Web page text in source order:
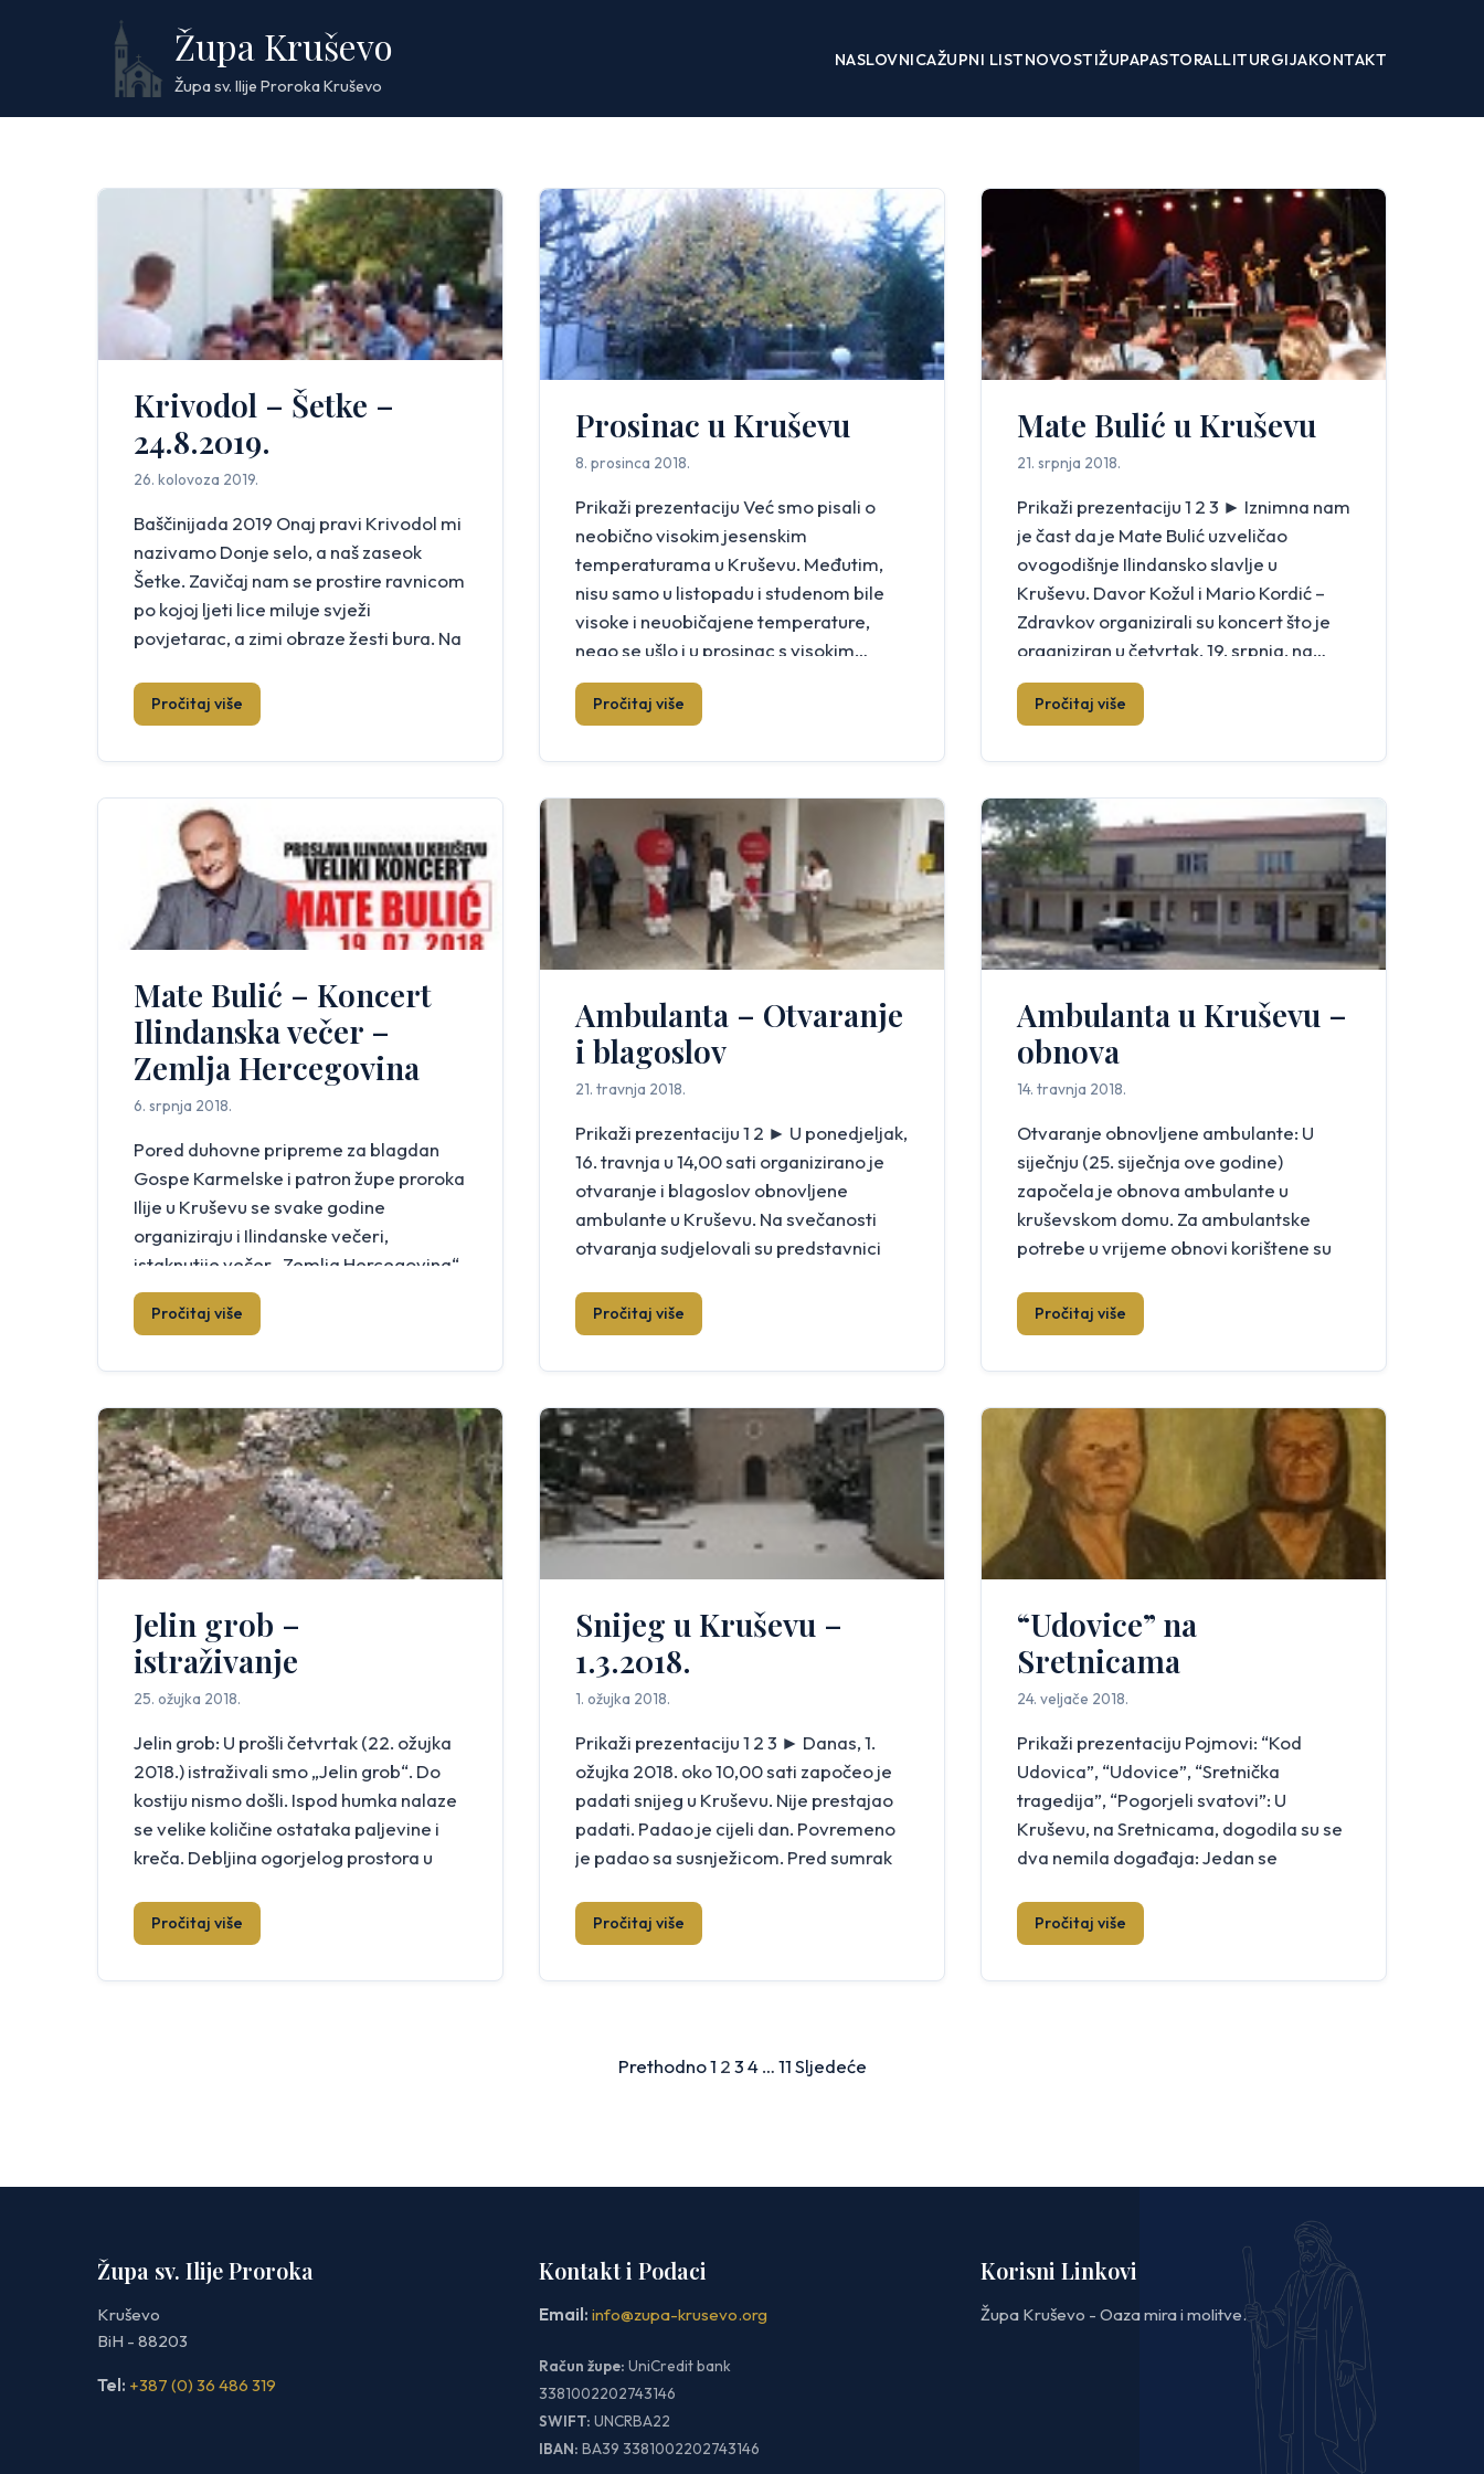
Župa Kruševo
Župa sv. Ilije Proroka Kruševo
NASLOVNICAŽUPNI LISTNOVOSTIŽUPAPASTORALLITURGIJAKONTAKT
Krivodol – Šetke –
24.8.2019.
26. kolovoza 2019.
Baščinijada 2019 Onaj pravi Krivodol mi
nazivamo Donje selo, a naš zaseok
Šetke. Zavičaj nam se prostire ravnicom
po kojoj ljeti lice miluje svježi
povjetarac, a zimi obraze žesti bura. Na
vodom u staroj Vladića čatrnji. Po
istočnim gorama i danas ponosno stoje
Pročitaj više
Prosinac u Kruševu
8. prosinca 2018.
Prikaži prezentaciju Već smo pisali o
neobično visokim jesenskim
temperaturama u Kruševu. Međutim,
nisu samo u listopadu i studenom bile
visoke i neuobičajene temperature,
nego se ušlo i u prosinac s visokim
temperaturama. Tako visokim da se
lišće još uvijek nalazi na granam stabala
je s grana opalo tek […]
Pročitaj više
Mate Bulić u Kruševu
21. srpnja 2018.
Prikaži prezentaciju 1 2 3 ► Iznimna nam
je čast da je Mate Bulić uzveličao
ovogodišnje Ilindansko slavlje u
Kruševu. Davor Kožul i Mario Kordić –
Zdravkov organizirali su koncert što je
organiziran u četvrtak, 19. srpnja, na
školskom igralištu, na Ilindsnsku uočnicu.
Njih dvojica su pozvali Matu Bulića da u
Pročitaj više
Mate Bulić – Koncert
Ilindanska večer –
Zemlja Hercegovina
6. srpnja 2018.
Pored duhovne pripreme za blagdan
Gospe Karmelske i patron župe proroka
Ilije u Kruševu se svake godine
organiziraju i Ilindanske večeri,
istaknutije večer „Zemlja Hercegovina“.
Ilindanske večeri zamislili smo kao
kulturno zabavi program. Imali smo
priliku da će Ilindanske večeri dobro
organizirati. Netko se pokazao kao
dobar organizator, netko […]
Pročitaj više
Ambulanta – Otvaranje
i blagoslov
21. travnja 2018.
Prikaži prezentaciju 1 2 ► U ponedjeljak,
16. travnja u 14,00 sati organizirano je
otvaranje i blagoslov obnovljene
ambulante u Kruševu. Na svečanosti
otvaranja sudjelovali su predstavnici
doktorom Mariom Kordićem,
predstavnici grada Mostara s
predsjednikom Savjeta MZ Željkom
Pušićem, predstavnici HDZ-a BiH […]
Pročitaj više
Ambulanta u Kruševu –
obnova
14. travnja 2018.
Otvaranje obnovljene ambulante: U
siječnju (25. siječnja ove godine)
započela je obnova ambulante u
kruševskom domu. Za ambulantske
potrebe u vrijeme obnovi korištene su
obnovi su završeni. Preseljenje
ambulantskog inventara iz „Male škole“
blagoslovljena u ponedjeljak, 16.
travnja, u […]
Pročitaj više
Jelin grob –
istraživanje
25. ožujka 2018.
Jelin grob: U prošli četvrtak (22. ožujka
2018.) istraživali smo „Jelin grob“. Do
kostiju nismo došli. Ispod humka nalaze
se velike količine ostataka paljevine i
kreča. Debljina ogorjelog prostora u
do metar i pol. Okolo ogorjelog svuda
uokolo nalaze se velike količine sitnih i
Pročitaj više
Snijeg u Kruševu –
1.3.2018.
1. ožujka 2018.
Prikaži prezentaciju 1 2 3 ► Danas, 1.
ožujka 2018. oko 10,00 sati započeo je
padati snijeg u Kruševu. Nije prestajao
padati. Padao je cijeli dan. Povremeno
je padao sa susnježicom. Pred sumrak
otapati.
Pročitaj više
“Udovice” na
Sretnicama
24. veljače 2018.
Prikaži prezentaciju Pojmovi: “Kod
Udovica”, “Udovice”, “Sretnička
tragedija”, “Pogorjeli svatovi”: U
Kruševu, na Sretnicama, dogodila su se
dva nemila događaja: Jedan se
pojam „Udovice“ ili „Kod Udovica“,
drugi se dogodio 9.2.1938. i povezuje se
Pročitaj više
Prethodno1 234 …11Sljedeće
Župa sv. Ilije Proroka
Kruševo
BiH - 88203
Tel: +387 (0) 36 486 319
Kontakt i Podaci
Email: info@zupa-krusevo.org
Račun župe: UniCredit bank
3381002202743146
SWIFT: UNCRBA22
IBAN: BA39 3381002202743146
Korisni Linkovi
Župa Kruševo - Oaza mira i molitve.